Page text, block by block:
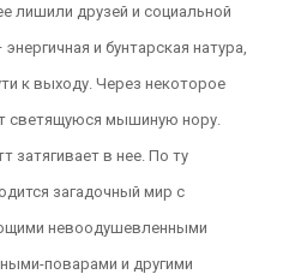
лишили друзей и социальной
и бунтарская натура,
к выходу. Через некоторое
светящуюся мышиную нору.
затягивает в нее. По ту
загадочный мир с
невоодушевленными
поварами и другими